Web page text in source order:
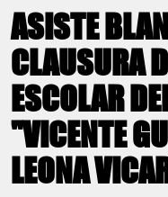
ASISTE
CLAUSURA
ESCOLAR
"VICENTE
LEONA